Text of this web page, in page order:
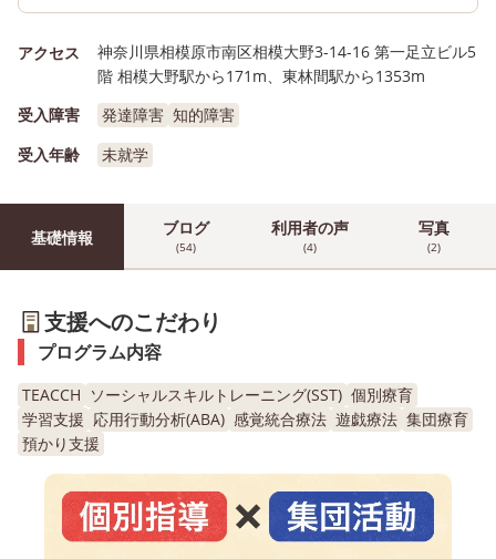
アクセス
神奈川県相模原市南区相模大野3-14-16 第一足立ビル5
階 相模大野駅から171m、東林間駅から1353m
受入障害
発達障害 知的障害
受入年齢
未就学
基礎情報 ブログ
(54)
利用者の声
(4)
写真
(2)
支援へのこだわり
プログラム内容
TEACCH ソーシャルスキルトレーニング(SST) 個別療育
学習支援 応用行動分析(ABA) 感覚統合療法 遊戯療法 集団療育
預かり支援